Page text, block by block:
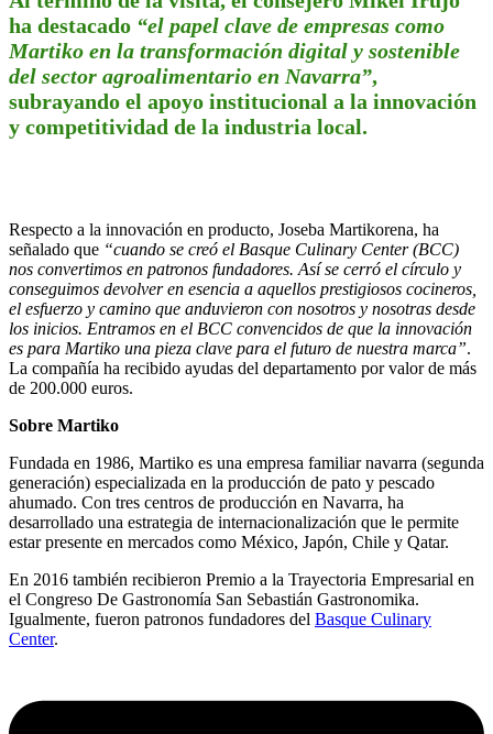
ha destacado “el papel clave de empresas como
Martiko en la transformación digital y sostenible
del sector agroalimentario en Navarra”,
subrayando el apoyo institucional a la innovación
y competitividad de la industria local.
Respecto a la innovación en producto, Joseba Martikorena, ha
señalado que “cuando se creó el Basque Culinary Center (BCC)
nos convertimos en patronos fundadores. Así se cerró el círculo y
conseguimos devolver en esencia a aquellos prestigiosos cocineros,
el esfuerzo y camino que anduvieron con nosotros y nosotras desde
los inicios. Entramos en el BCC convencidos de que la innovación
es para Martiko una pieza clave para el futuro de nuestra marca”.
La compañía ha recibido ayudas del departamento por valor de más
de 200.000 euros.
Sobre Martiko
Fundada en 1986, Martiko es una empresa familiar navarra (segunda
generación) especializada en la producción de pato y pescado
ahumado. Con tres centros de producción en Navarra, ha
desarrollado una estrategia de internacionalización que le permite
estar presente en mercados como México, Japón, Chile y Qatar.
En 2016 también recibieron Premio a la Trayectoria Empresarial en
el Congreso De Gastronomía San Sebastián Gastronomika.
Igualmente, fueron patronos fundadores del Basque Culinary
Center.